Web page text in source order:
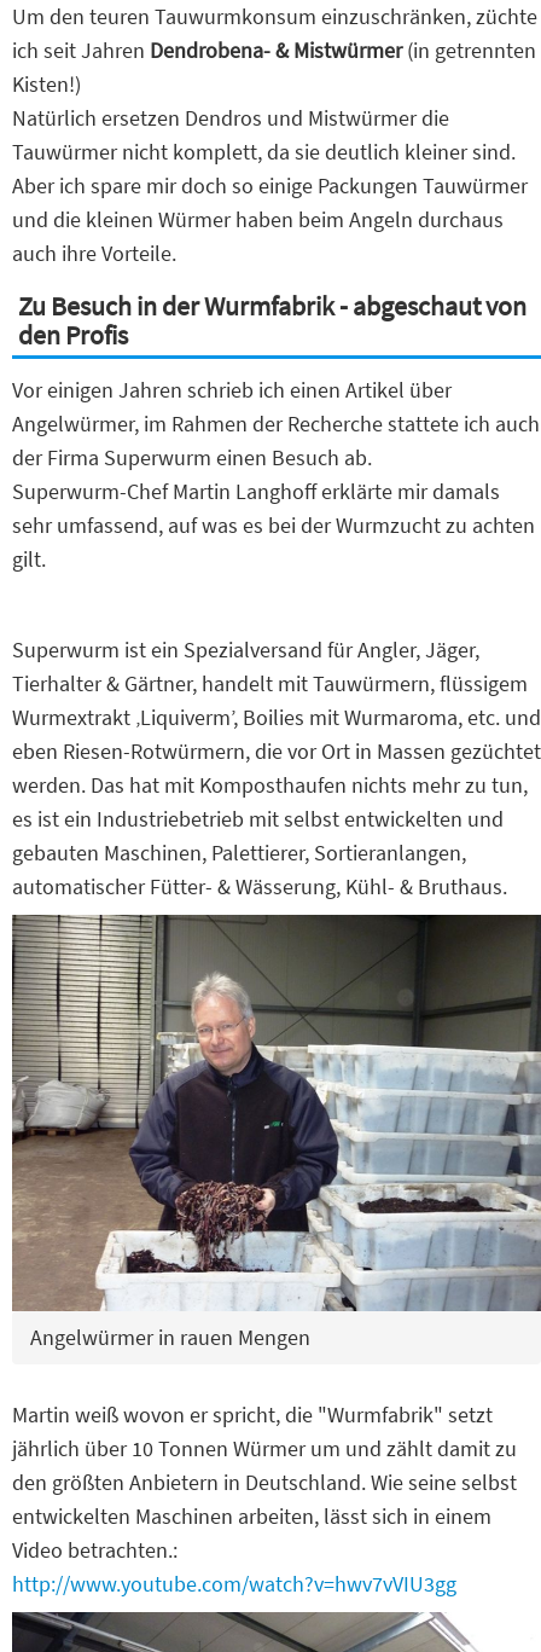
Um den teuren Tauwurmkonsum einzuschränken, züchte
ich seit Jahren Dendrobena- & Mistwürmer(in getrennten
Kisten!)
Natürlich ersetzen Dendros und Mistwürmer die
Tauwürmer nicht komplett, da sie deutlich kleiner sind.
Aber ich spare mir doch so einige Packungen Tauwürmer
und die kleinen Würmer haben beim Angeln durchaus
auch ihre Vorteile.
Zu Besuch in der Wurmfabrik - abgeschaut von
den Profis
Vor einigen Jahren schrieb ich einen Artikel über
Angelwürmer, im Rahmen der Recherche stattete ich auch
der Firma Superwurm einen Besuch ab.
Superwurm-Chef Martin Langhoff erklärte mir damals
sehr umfassend, auf was es bei der Wurmzucht zu achten
gilt.
Superwurm ist ein Spezialversand für Angler, Jäger,
Tierhalter & Gärtner, handelt mit Tauwürmern, flüssigem
Wurmextrakt ‚Liquiverm’, Boilies mit Wurmaroma, etc. und
eben Riesen-Rotwürmern, die vor Ort in Massen gezüchtet
werden. Das hat mit Komposthaufen nichts mehr zu tun,
es ist ein Industriebetrieb mit selbst entwickelten und
gebauten Maschinen, Palettierer, Sortieranlangen,
automatischer Fütter- & Wässerung, Kühl- & Bruthaus.
Angelwürmer in rauen Mengen
Martin weiß wovon er spricht, die "Wurmfabrik" setzt
jährlich über 10 Tonnen Würmer um und zählt damit zu
den größten Anbietern in Deutschland. Wie seine selbst
entwickelten Maschinen arbeiten, lässt sich in einem
Video betrachten.:
http://www.youtube.com/watch?v=hwv7vVIU3gg